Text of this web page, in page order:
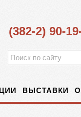
(382-2) 90-
ВЫСТАВКИ